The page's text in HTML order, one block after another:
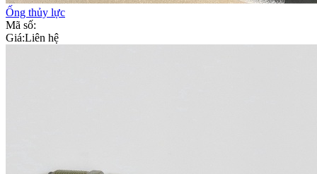
Ống thủy lực
Mã số:
Giá:Liên hệ